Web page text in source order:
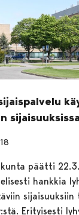
sijaisuuksissa
päätti
hankkia
Erityisesti